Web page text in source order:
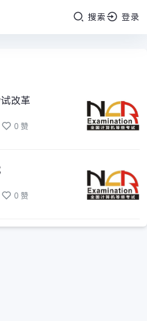
搜索 登录
改革
0 赞
0 赞